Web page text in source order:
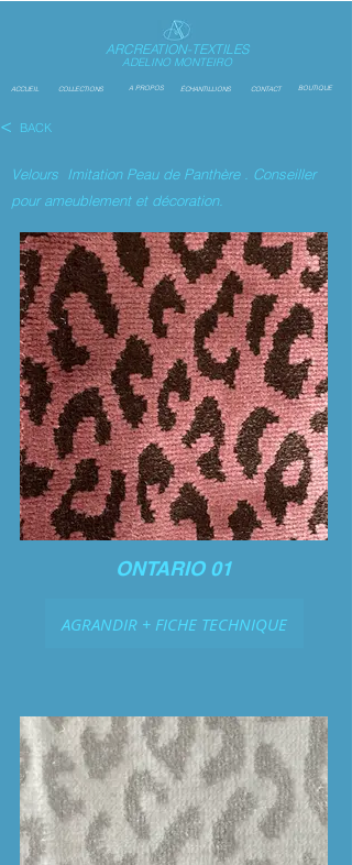
ARCREATION-TEXTILES
ADELINO MONTEIRO
ACCUEIL COLLECTIONS A PROPOS ÉCHANTILLIONS CONTACT BOUTIQUE
< BACK
Velours Imitation Peau de Panthère . Conseiller
pour ameublement et décoration.
ONTARIO 01
AGRANDIR + FICHE TECHNIQUE